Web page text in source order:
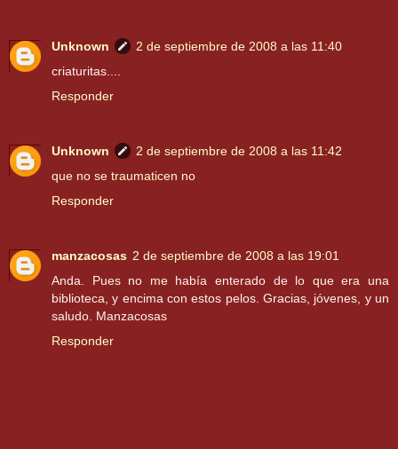
Unknown
2 de septiembre de 2008 a las 11:40
criaturitas....
Responder
Unknown
2 de septiembre de 2008 a las 11:42
que no se traumaticen no
Responder
manzacosas 2 de septiembre de 2008 a las 19:01
Anda. Pues no me había enterado de lo que era una
biblioteca, y encima con estos pelos. Gracias, jóvenes, y un
saludo. Manzacosas
Responder